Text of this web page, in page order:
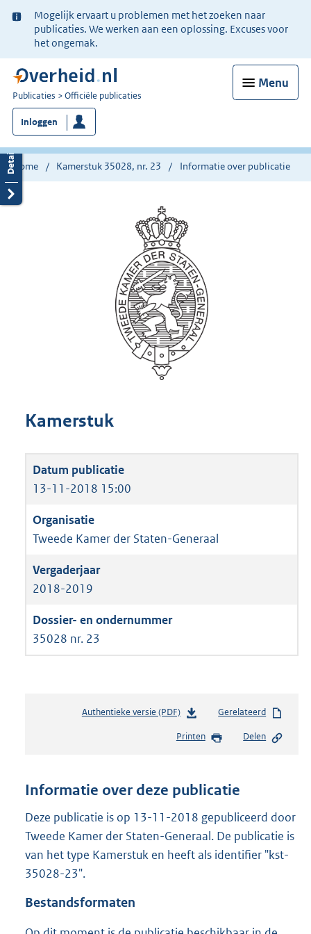
Ter
informatie:
Mogelijk ervaart u problemen met het zoeken naar
publicaties. We werken aan een oplossing. Excuses voor
het ongemak.
Menu
U
bent
nu
hier:
Publicaties Officiële publicaties
Inloggen
Home Kamerstuk 35028, nr. 23 Informatie over publicatie
Kamerstuk
13-11-2018 15:00
Tweede Kamer der Staten-Generaal
2018-2019
35028 nr. 23
Authentieke versie (PDF)b
s
n
s
r
o
:
Gerelateerd
Printen Delen
Informatie over deze publicatie
Deze publicatie is op 13-11-2018 gepubliceerd door
Tweede Kamer der Staten-Generaal. De publicatie is
van het type Kamerstuk en heeft als identifier "kst-
35028-23".
Bestandsformaten